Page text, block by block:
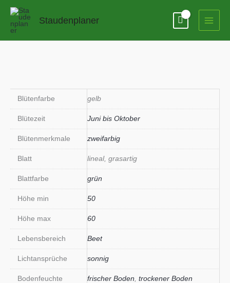
Zum
springen
Staudenplaner
Blütenfarbe gelb
Blütezeit Juni bis Oktober
Blütenmerkmale zweifarbig
Blatt lineal, grasartig
Blattfarbe grün
Höhe min 50
Höhe max 60
Lebensbereich Beet
Lichtansprüche sonnig
Bodenfeuchte frischer Boden trockener Boden